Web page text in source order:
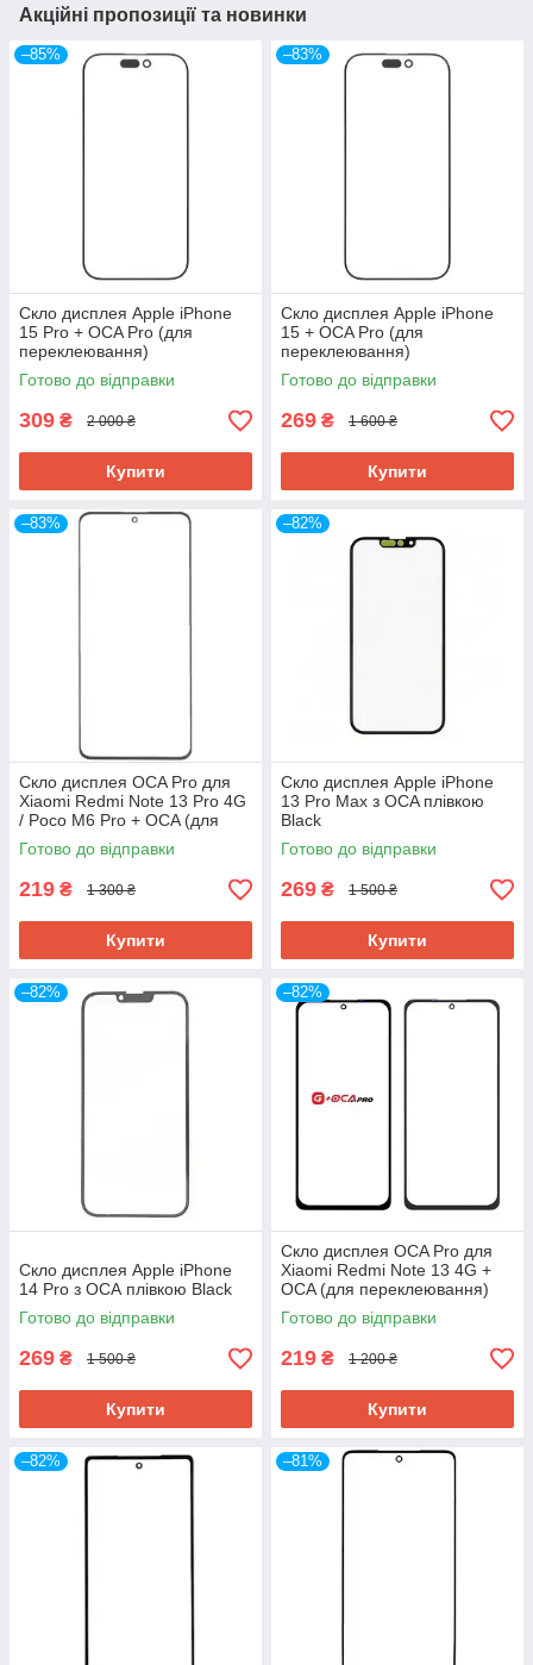
Акційні пропозиції та новинки
–85%
Скло дисплея Apple iPhone
15 Pro + OCA Pro (для
переклеювання)
Готово до відправки
309 ₴ 2 000 ₴
Купити
–83%
Скло дисплея Apple iPhone
15 + OCA Pro (для
переклеювання)
Готово до відправки
269 ₴ 1 600 ₴
Купити
–83%
Скло дисплея OCA Pro для
Xiaomi Redmi Note 13 Pro 4G
/ Poco M6 Pro + OCA (для
переклеювання)
Готово до відправки
219 ₴ 1 300 ₴
Купити
–82%
Скло дисплея Apple iPhone
13 Pro Max з OCA плівкою
Black
Готово до відправки
269 ₴ 1 500 ₴
Купити
–82%
Скло дисплея Apple iPhone
14 Pro з ОСА плівкою Black
Готово до відправки
269 ₴ 1 500 ₴
Купити
–82%
Скло дисплея OCA Pro для
Xiaomi Redmi Note 13 4G +
OCA (для переклеювання)
Готово до відправки
219 ₴ 1 200 ₴
Купити
–82% –81%